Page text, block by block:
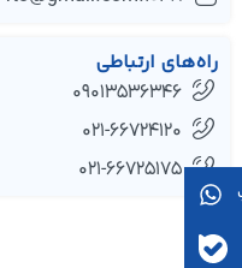
راه‌های ارتباطی
09013536346
021-66724120
021-66725175